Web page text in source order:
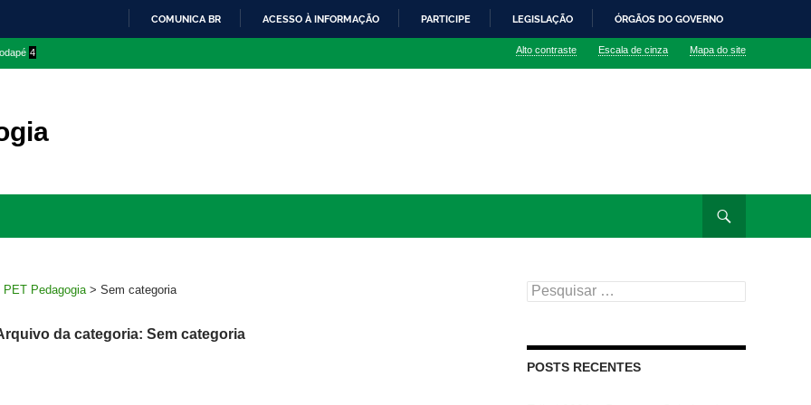
O
COMUNICA BR ACESSO À INFORMAÇÃO PARTICIPE LEGISLAÇÃO ÓRGÃOS DO GOVERNO
4 Alto contraste Escala de cinza Mapa do site
PET Pedagogia > Sem categoria
da categoria: Sem categoria
Pesquisar
por:
POSTS RECENTES